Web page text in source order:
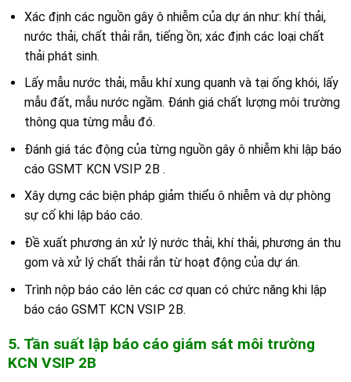
Xác định các nguồn gây ô nhiễm của dự án như: khí thải,
nước thải, chất thải rắn, tiếng ồn; xác định các loại chất
thải phát sinh.
Lấy mẫu nước thải, mẫu khí xung quanh và tại ống khói, lấy
mẫu đất, mẫu nước ngầm. Đánh giá chất lượng môi trường
thông qua từng mẫu đó.
Đánh giá tác động của từng nguồn gây ô nhiễm khi lập báo
cáo GSMT KCN VSIP 2B .
Xây dựng các biện pháp giảm thiểu ô nhiễm và dự phòng
sự cố khi lập báo cáo.
Đề xuất phương án xử lý nước thải, khí thải, phương án thu
gom và xử lý chất thải rắn từ hoạt động của dự án.
Trình nộp báo cáo lên các cơ quan có chức năng khi lập
báo cáo GSMT KCN VSIP 2B.
5. Tần suất lập báo cáo giám sát môi trường
KCN VSIP 2B